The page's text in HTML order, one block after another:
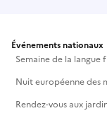
Événements nationaux
Semaine de la langue
Nuit européenne des
Rendez-vous aux